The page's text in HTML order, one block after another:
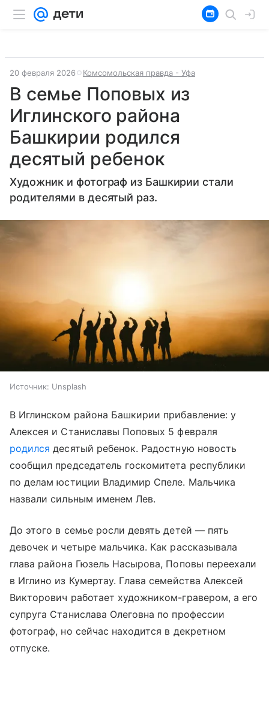
20 февраля 2026 Комсомольская правда - Уфа
В семье Поповых из
Иглинского района
Башкирии родился
десятый ребенок
Художник и фотограф из Башкирии стали
родителями в десятый раз.
Источник: Unsplash
В Иглинском района Башкирии прибавление: у
Алексея и Станиславы Поповых 5 февраля
родился десятый ребенок. Радостную новость
сообщил председатель госкомитета республики
по делам юстиции Владимир Спеле. Мальчика
назвали сильным именем Лев.
До этого в семье росли девять детей — пять
девочек и четыре мальчика. Как рассказывала
глава района Гюзель Насырова, Поповы переехали
в Иглино из Кумертау. Глава семейства Алексей
Викторович работает художником-гравером, а его
супруга Станислава Олеговна по профессии
фотограф, но сейчас находится в декретном
отпуске.